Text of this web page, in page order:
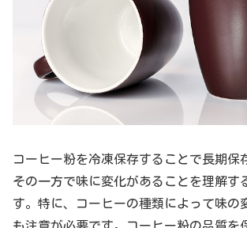
コーヒー粉を冷凍保存することで長期保
その一方で味に変化があることを理解す
す。特に、コーヒーの種類によって味の
も注意が必要です。コーヒー粉の品質を